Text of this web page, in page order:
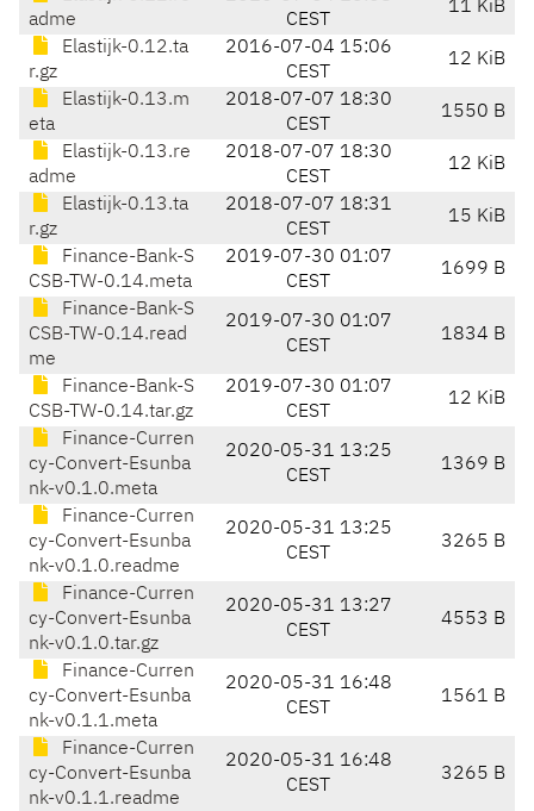
adme
CEST
11 KiB
Elastijk-0.12.ta
r.gz
2016-07-04 15:06
CEST
12 KiB
Elastijk-0.13.m
eta
2018-07-07 18:30
CEST
1550 B
Elastijk-0.13.re
adme
2018-07-07 18:30
CEST
12 KiB
Elastijk-0.13.ta
r.gz
2018-07-07 18:31
CEST
15 KiB
Finance-Bank-S
CSB-TW-0.14.meta
2019-07-30 01:07
CEST
1699 B
Finance-Bank-S
CSB-TW-0.14.read
me
2019-07-30 01:07
CEST
1834 B
Finance-Bank-S
CSB-TW-0.14.tar.gz
2019-07-30 01:07
CEST
12 KiB
Finance-Curren
cy-Convert-Esunba
nk-v0.1.0.meta
2020-05-31 13:25
CEST
1369 B
Finance-Curren
cy-Convert-Esunba
nk-v0.1.0.readme
2020-05-31 13:25
CEST
3265 B
Finance-Curren
cy-Convert-Esunba
nk-v0.1.0.tar.gz
2020-05-31 13:27
CEST
4553 B
Finance-Curren
cy-Convert-Esunba
nk-v0.1.1.meta
2020-05-31 16:48
CEST
1561 B
Finance-Curren
cy-Convert-Esunba
nk-v0.1.1.readme
2020-05-31 16:48
CEST
3265 B